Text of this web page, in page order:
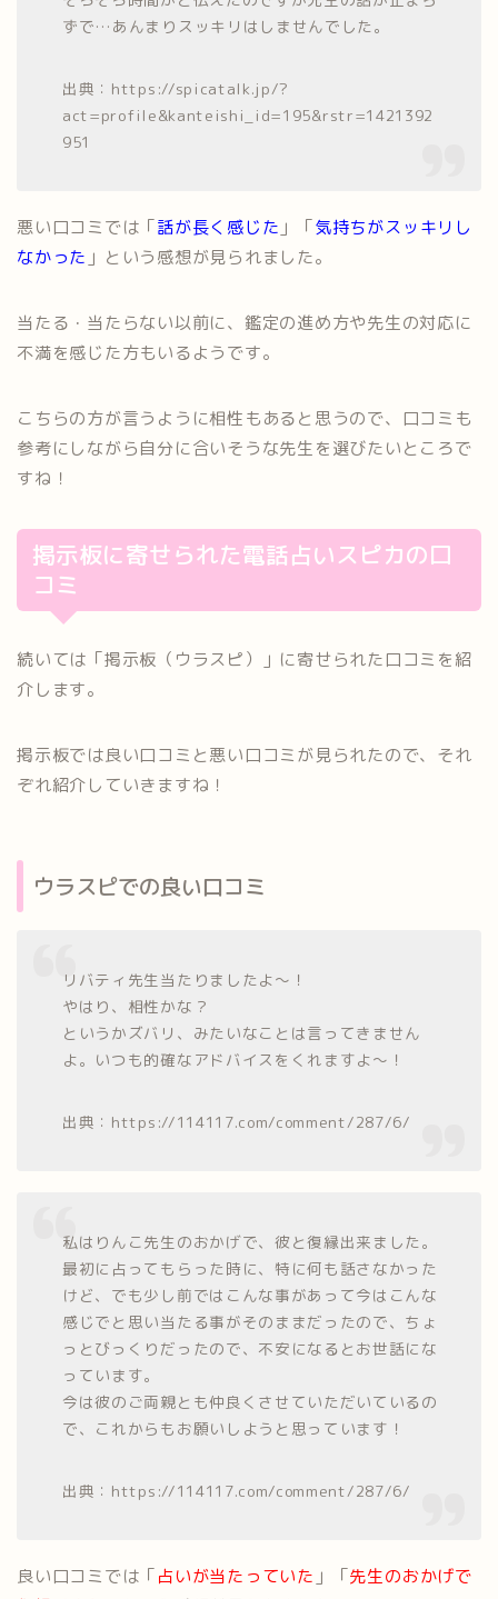
ずで…あんまりスッキリはしませんでした。
出典：https://spicatalk.jp/?
act=profile&kanteishi_id=195&rstr=1421392
951
悪い口コミでは「話が長く感じた 」「気持ちがスッキリし
なかった 」という感想が見られました。
当たる・当たらない以前に、鑑定の進め方や先生の対応に
不満を感じた方もいるようです。
こちらの方が言うように相性もあると思うので、口コミも
参考にしながら自分に合いそうな先生を選びたいところで
すね！
掲示板に寄せられた電話占いスピカの口
コミ
続いては「掲示板（ウラスピ）」に寄せられた口コミを紹
介します。
掲示板では良い口コミと悪い口コミが見られたので、それ
ぞれ紹介していきますね！
ウラスピでの良い口コミ
リバティ先生当たりましたよ〜！
やはり、相性かな？
というかズバリ、みたいなことは言ってきません
よ。いつも的確なアドバイスをくれますよ〜！
出典：https://114117.com/comment/287/6/
私はりんこ先生のおかげで、彼と復縁出来ました。
最初に占ってもらった時に、特に何も話さなかった
けど、でも少し前ではこんな事があって今はこんな
感じでと思い当たる事がそのままだったので、ちょ
っとびっくりだったので、不安になるとお世話にな
っています。
今は彼のご両親とも仲良くさせていただいているの
で、これからもお願いしようと思っています！
出典：https://114117.com/comment/287/6/
良い口コミでは「占いが当たっていた 」「先生のおかげで